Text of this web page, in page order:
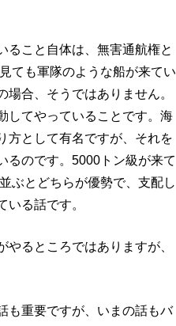
ること自体は、無害通航権と
ても軍隊のような船が来てい
合、そうではありません。
してやっていることです。海
方として有名ですが、それを
るのです。5000トン級が来て
ぶとどちらが優勢で、支配し
る話です。
るところではありますが、
も重要ですが、いまの話もバ